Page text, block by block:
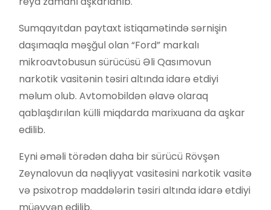
Sumqayıtdan paytaxt istiqamətində sərnişin
daşımaqla məşğul olan “Ford” markalı
mikroavtobusun sürücüsü Əli Qasımovun
narkotik vasitənin təsiri altında idarə etdiyi
məlum olub. Avtomobildən əlavə olaraq
qablaşdırılan külli miqdarda marixuana da aşkar
edilib.
Eyni əməli törədən daha bir sürücü Rövşən
Zeynalovun da nəqliyyat vasitəsini narkotik vasitə
və psixotrop maddələrin təsiri altında idarə etdiyi
müəyyən edilib.